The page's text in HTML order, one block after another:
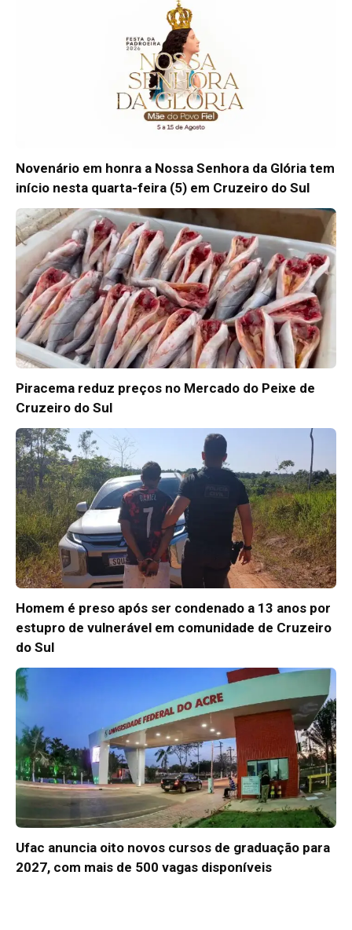
Novenário em honra a Nossa Senhora da Glória tem
início nesta quarta-feira (5) em Cruzeiro do Sul
Piracema reduz preços no Mercado do Peixe de
Cruzeiro do Sul
Homem é preso após ser condenado a 13 anos por
estupro de vulnerável em comunidade de Cruzeiro
do Sul
Ufac anuncia oito novos cursos de graduação para
2027, com mais de 500 vagas disponíveis